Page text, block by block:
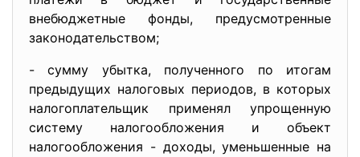
внебюджетные фонды, предусмотренные
законодательством;
- сумму убытка, полученного по итогам
предыдущих налоговых периодов, в которых
налогоплательщик применял упрощенную
систему налогообложения и объект
налогообложения - доходы, уменьшенные на